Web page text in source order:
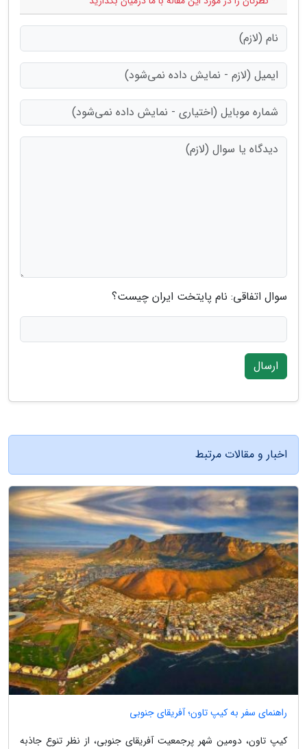
سوال اتفاقی: نام پایتخت ایران چیست؟
ارسال
اخبار و مقالات مرتبط
راهنمای سفر به کیپ تاون؛ آفریقای جنوبی
کیپ تاون، دومین شهر پرجمعیت آفریقای جنوبی، از نظر تنوع جاذبه